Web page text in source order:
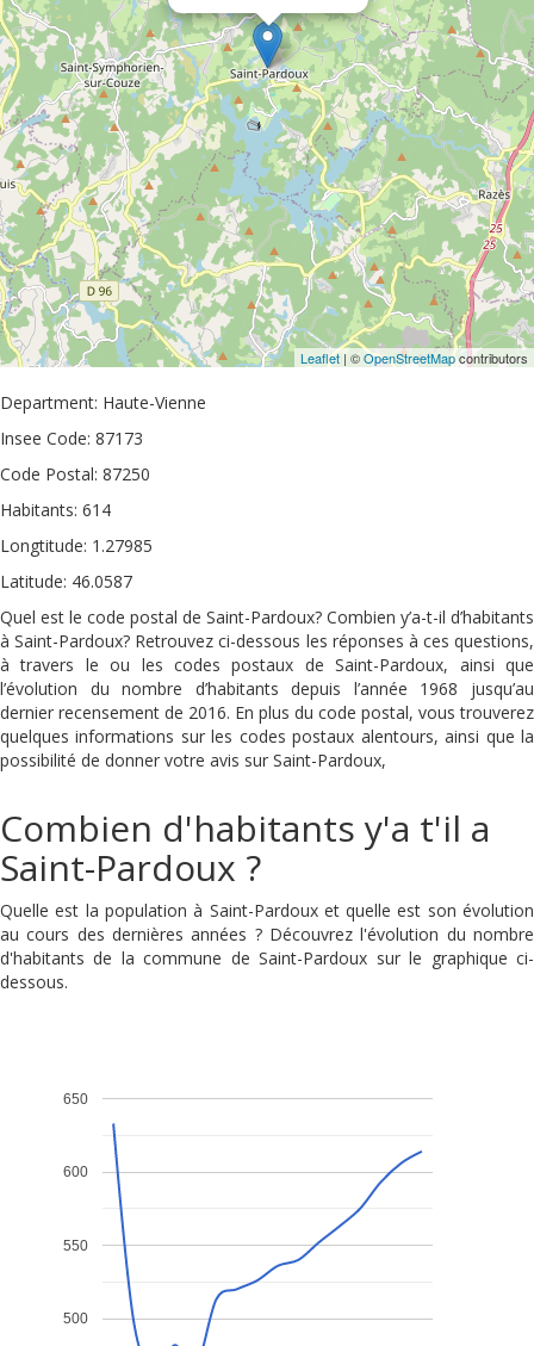
Leaflet | ©OpenStreetMapcontributors
Department: Haute-Vienne
Insee Code: 87173
Code Postal: 87250
Habitants: 614
Longtitude: 1.27985
Latitude: 46.0587
Quel est le code postal de Saint-Pardoux? Combien y’a-t-il d’habitants
à Saint-Pardoux? Retrouvez ci-dessous les réponses à ces questions,
à travers le ou les codes postaux de Saint-Pardoux, ainsi que
l’évolution du nombre d’habitants depuis l’année 1968 jusqu’au
dernier recensement de 2016. En plus du code postal, vous trouverez
quelques informations sur les codes postaux alentours, ainsi que la
possibilité de donner votre avis sur Saint-Pardoux,
Combien d'habitants y'a t'il a
Saint-Pardoux ?
Quelle est la population à Saint-Pardoux et quelle est son évolution
au cours des dernières années ? Découvrez l'évolution du nombre
d'habitants de la commune de Saint-Pardoux sur le graphique ci-
dessous.
500
550
600
650